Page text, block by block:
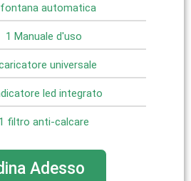
automatica
1 Manuale d'uso
universale
led integrato
1 filtro anti-calcare
Adesso